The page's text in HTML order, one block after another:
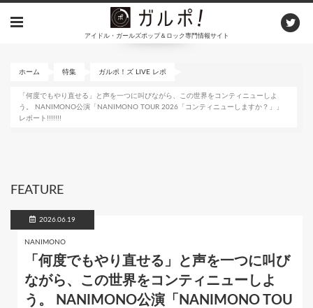
アイドル・ガールズポップ＆ロック専門情報サイト
ホーム 特集 ガルポ！ズ LIVE レポ
「何度でもやり直せる」と声を一つに叫びながら、この世界をコンティニューしよ
う。 NANIMONO公演「NANIMONO TOUR 2026「コンティニューしますか？」」
レポート!!!!!!!
FEATURE
2026.06.19
NANIMONO
「何度でもやり直せる」と声を一つに叫び
ながら、この世界をコンティニューしよ
う。 NANIMONO公演「NANIMONO TOU